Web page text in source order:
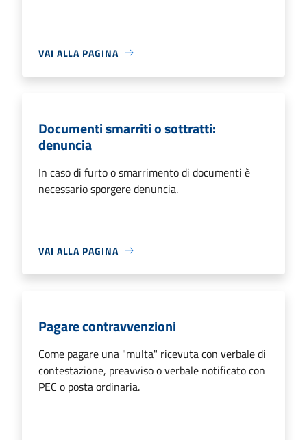
VAI ALLA PAGINA
Documenti smarriti o sottratti:
denuncia
In caso di furto o smarrimento di documenti è
necessario sporgere denuncia.
VAI ALLA PAGINA
Pagare contravvenzioni
Come pagare una "multa" ricevuta con verbale di
contestazione, preavviso o verbale notificato con
PEC o posta ordinaria.